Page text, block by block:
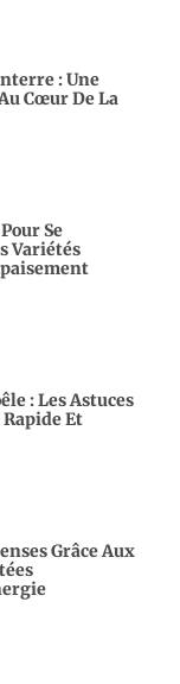
: Une
Cœur De La
Se
Variétés
: Les Astuces
Et
Grâce Aux